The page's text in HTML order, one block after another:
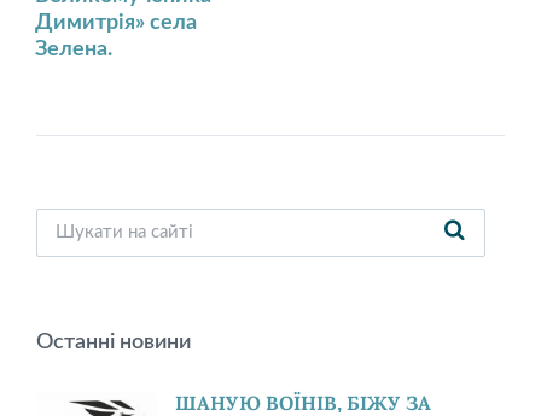
Димитрія» села
Зелена.
Останні новини
ШАНУЮ ВОЇНІВ, БІЖУ ЗА